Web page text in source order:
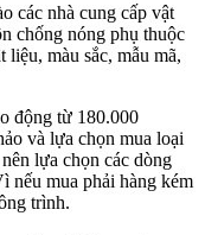
các nhà cung cấp vật
chống nóng phụ thuộc
màu sắc, mẫu mã,
động từ 180.000
và lựa chọn mua loại
lựa chọn các dòng
nếu mua phải hàng kém
trình.